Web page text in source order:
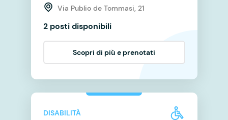
Via Publio de Tommasi, 21
2 posti disponibili
Scopri di più e prenotati
DISABILITÀ